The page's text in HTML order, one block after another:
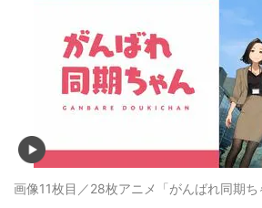
画像11枚目／28枚アニメ「がんばれ同期